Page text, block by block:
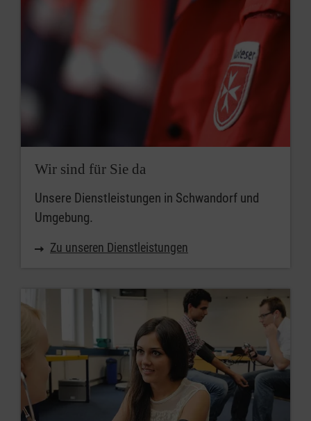
Wir sind für Sie da
Unsere Dienstleistungen in Schwandorf und
Umgebung.
Zu unseren Dienstleistungen